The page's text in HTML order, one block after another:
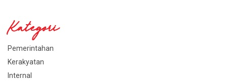
Kategori
Pemerintahan
Kerakyatan
Internal